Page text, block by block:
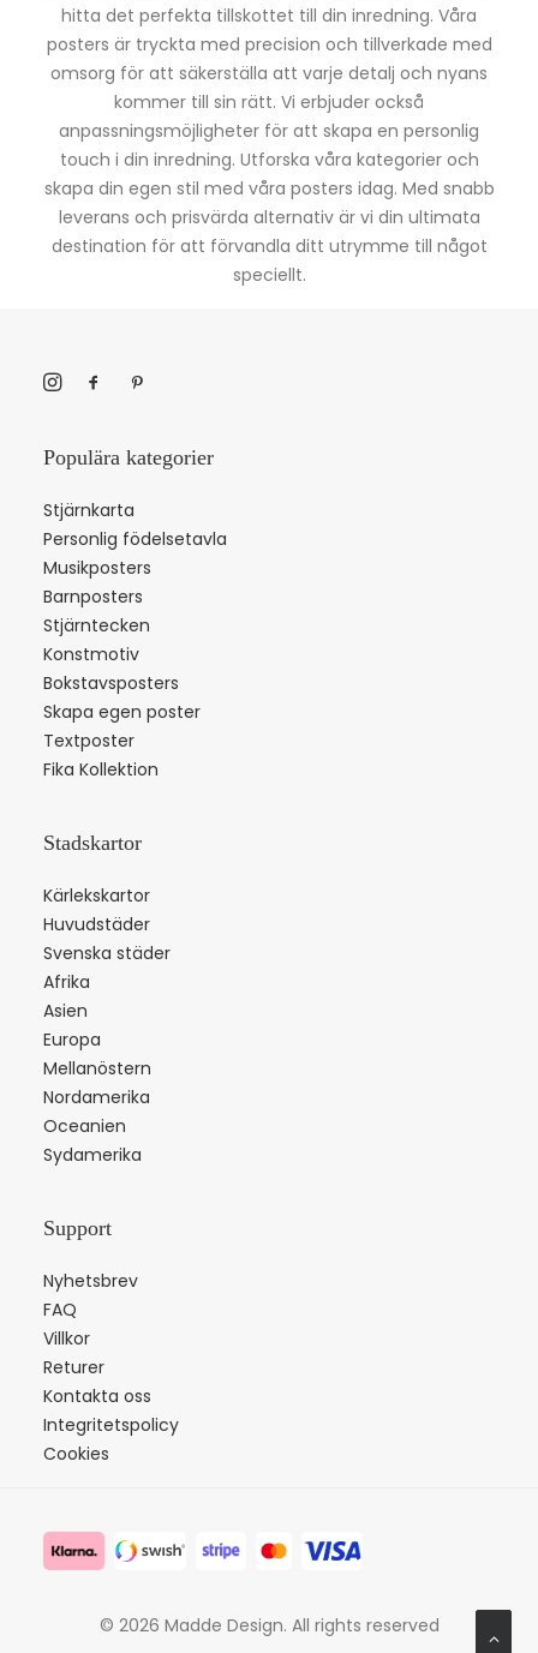
hitta det perfekta tillskottet till din inredning. Våra
posters är tryckta med precision och tillverkade med
omsorg för att säkerställa att varje detalj och nyans
kommer till sin rätt. Vi erbjuder också
anpassningsmöjligheter för att skapa en personlig
touch i din inredning. Utforska våra kategorier och
skapa din egen stil med våra posters idag. Med snabb
leverans och prisvärda alternativ är vi din ultimata
destination för att förvandla ditt utrymme till något
speciellt.
Populära kategorier
Stjärnkarta
Personlig födelsetavla
Musikposters
Barnposters
Stjärntecken
Konstmotiv
Bokstavsposters
Skapa egen poster
Textposter
Fika Kollektion
Stadskartor
Kärlekskartor
Huvudstäder
Svenska städer
Afrika
Asien
Europa
Mellanöstern
Nordamerika
Oceanien
Sydamerika
Support
Nyhetsbrev
FAQ
Villkor
Returer
Kontakta oss
Integritetspolicy
Cookies
© 2026 Madde Design. All rights reserved